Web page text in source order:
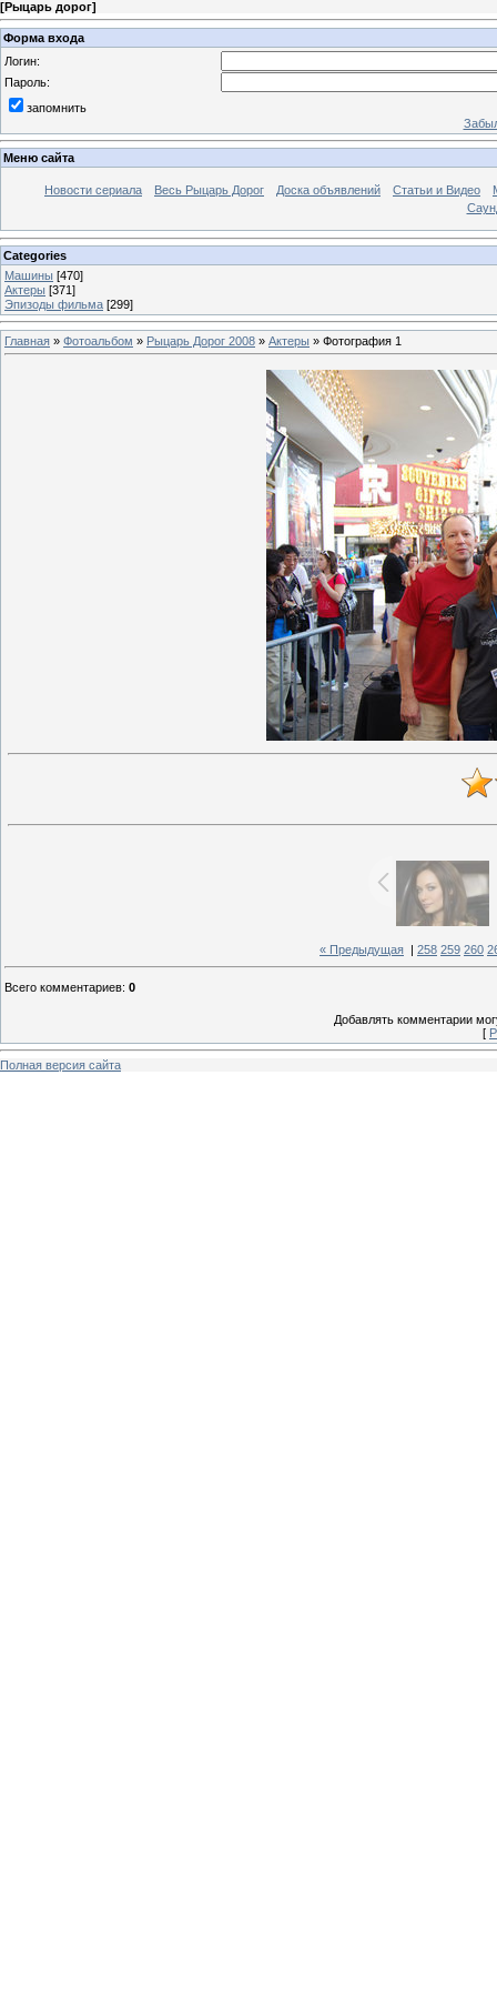
[Рыцарь дорог]
Форма входа
Логин:
Пароль:
запомнить
Меню сайта
Новости сериала Весь Рыцарь Дорог Доска объявлений Статьи и Видео
Categories
Машины [470]
Актеры [371]
Эпизоды фильма [299]
Главная » Фотоальбом » Рыцарь Дорог 2008 » Актеры » Фотография 1
« Предыдущая 258 259 260
Всего комментариев: 0
Добавлять комментарии
[
Полная версия сайта